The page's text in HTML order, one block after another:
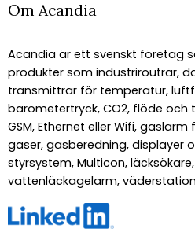
Om Acandia
Acandia är ett svenskt företag
produkter som industriroutrar,
transmittrar för temperatur,
barometertryck, CO2, flöde och
GSM, Ethernet eller Wifi,
gaser, gasberedning, displayer
styrsystem, Multicon,
vattenläckagelarm,